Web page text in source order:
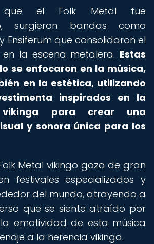
el Folk Metal fue
surgieron bandas como
Ensiferum que consolidaron el
en la escena metalera. Estas
se enfocaron en la música,
en la estética, utilizando
inspirados en la
vikinga para crear una
y sonora única para los
Metal vikingo goza de gran
festivales especializados y
del mundo, atrayendo a
que se siente atraído por
emotividad de esta música
a la herencia vikinga.